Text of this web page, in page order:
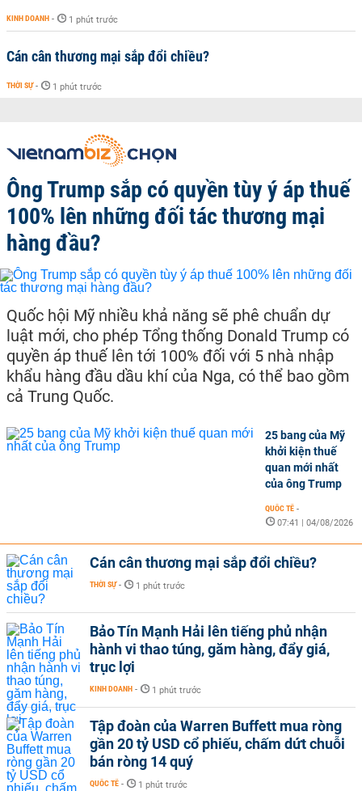
KINH DOANH - 1 phút trước
Cán cân thương mại sắp đổi chiều?
THỜI SỰ - 1 phút trước
Ông Trump sắp có quyền tùy ý áp thuế
100% lên những đối tác thương mại
hàng đầu?
Quốc hội Mỹ nhiều khả năng sẽ phê chuẩn dự
luật mới, cho phép Tổng thống Donald Trump có
quyền áp thuế lên tới 100% đối với 5 nhà nhập
khẩu hàng đầu dầu khí của Nga, có thể bao gồm
cả Trung Quốc.
25 bang của Mỹ
khởi kiện thuế
quan mới nhất
của ông Trump
QUỐC TẾ -
07:41 | 04/08/2026
Cán cân thương mại sắp đổi chiều?
THỜI SỰ - 1 phút trước
Bảo Tín Mạnh Hải lên tiếng phủ nhận
hành vi thao túng, găm hàng, đẩy giá,
trục lợi
KINH DOANH - 1 phút trước
Tập đoàn của Warren Buffett mua ròng
gần 20 tỷ USD cổ phiếu, chấm dứt chuỗi
bán ròng 14 quý
QUỐC TẾ - 1 phút trước